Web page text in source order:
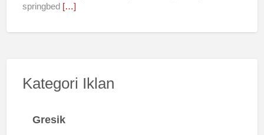
springbed […]
Kategori Iklan
Gresik